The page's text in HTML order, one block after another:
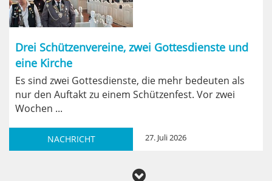
Drei Schützenvereine, zwei Gottesdienste und
eine Kirche
Es sind zwei Gottesdienste, die mehr bedeuten als
nur den Auftakt zu einem Schützenfest. Vor zwei
Wochen ...
NACHRICHT 27. Juli 2026